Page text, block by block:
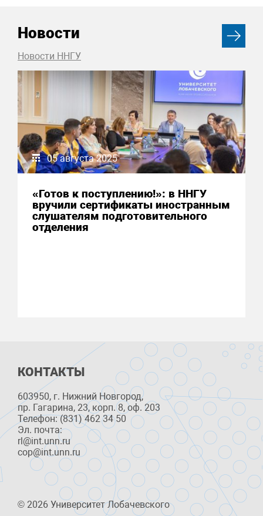
Новости
Новости ННГУ
05 августа 2025
«Готов к поступлению!»: в ННГУ
вручили сертификаты иностранным
слушателям подготовительного
отделения
КОНТАКТЫ
603950, г. Нижний Новгород,
пр. Гагарина, 23, корп. 8, оф. 203
Телефон: (831) 462 34 50
Эл. почта:
rl@int.unn.ru
cop@int.unn.ru
© 2026 Университет Лобачевского